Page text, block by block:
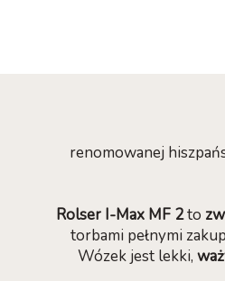
renomowanej
Rolser I-Max MF 2to
torbami pełnymi
Wózek jest lekki,